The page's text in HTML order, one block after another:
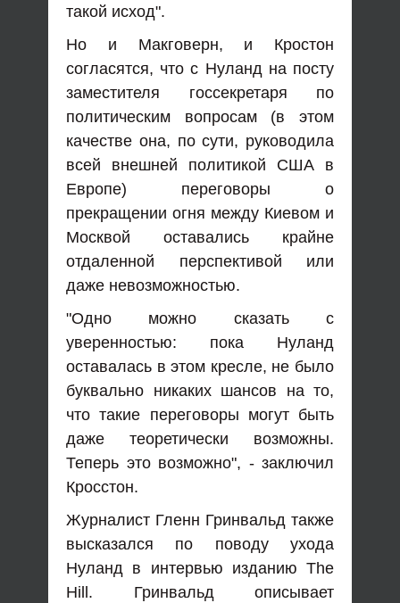
такой исход".
Но и Макговерн, и Кростон
согласятся, что с Нуланд на посту
заместителя госсекретаря по
политическим вопросам (в этом
качестве она, по сути, руководила
всей внешней политикой США в
Европе) переговоры о
прекращении огня между Киевом и
Москвой оставались крайне
отдаленной перспективой или
даже невозможностью.
"Одно можно сказать с
уверенностью: пока Нуланд
оставалась в этом кресле, не было
буквально никаких шансов на то,
что такие переговоры могут быть
даже теоретически возможны.
Теперь это возможно", - заключил
Кросстон.
Журналист Гленн Гринвальд также
высказался по поводу ухода
Нуланд в интервью изданию The
Hill. Гринвальд описывает